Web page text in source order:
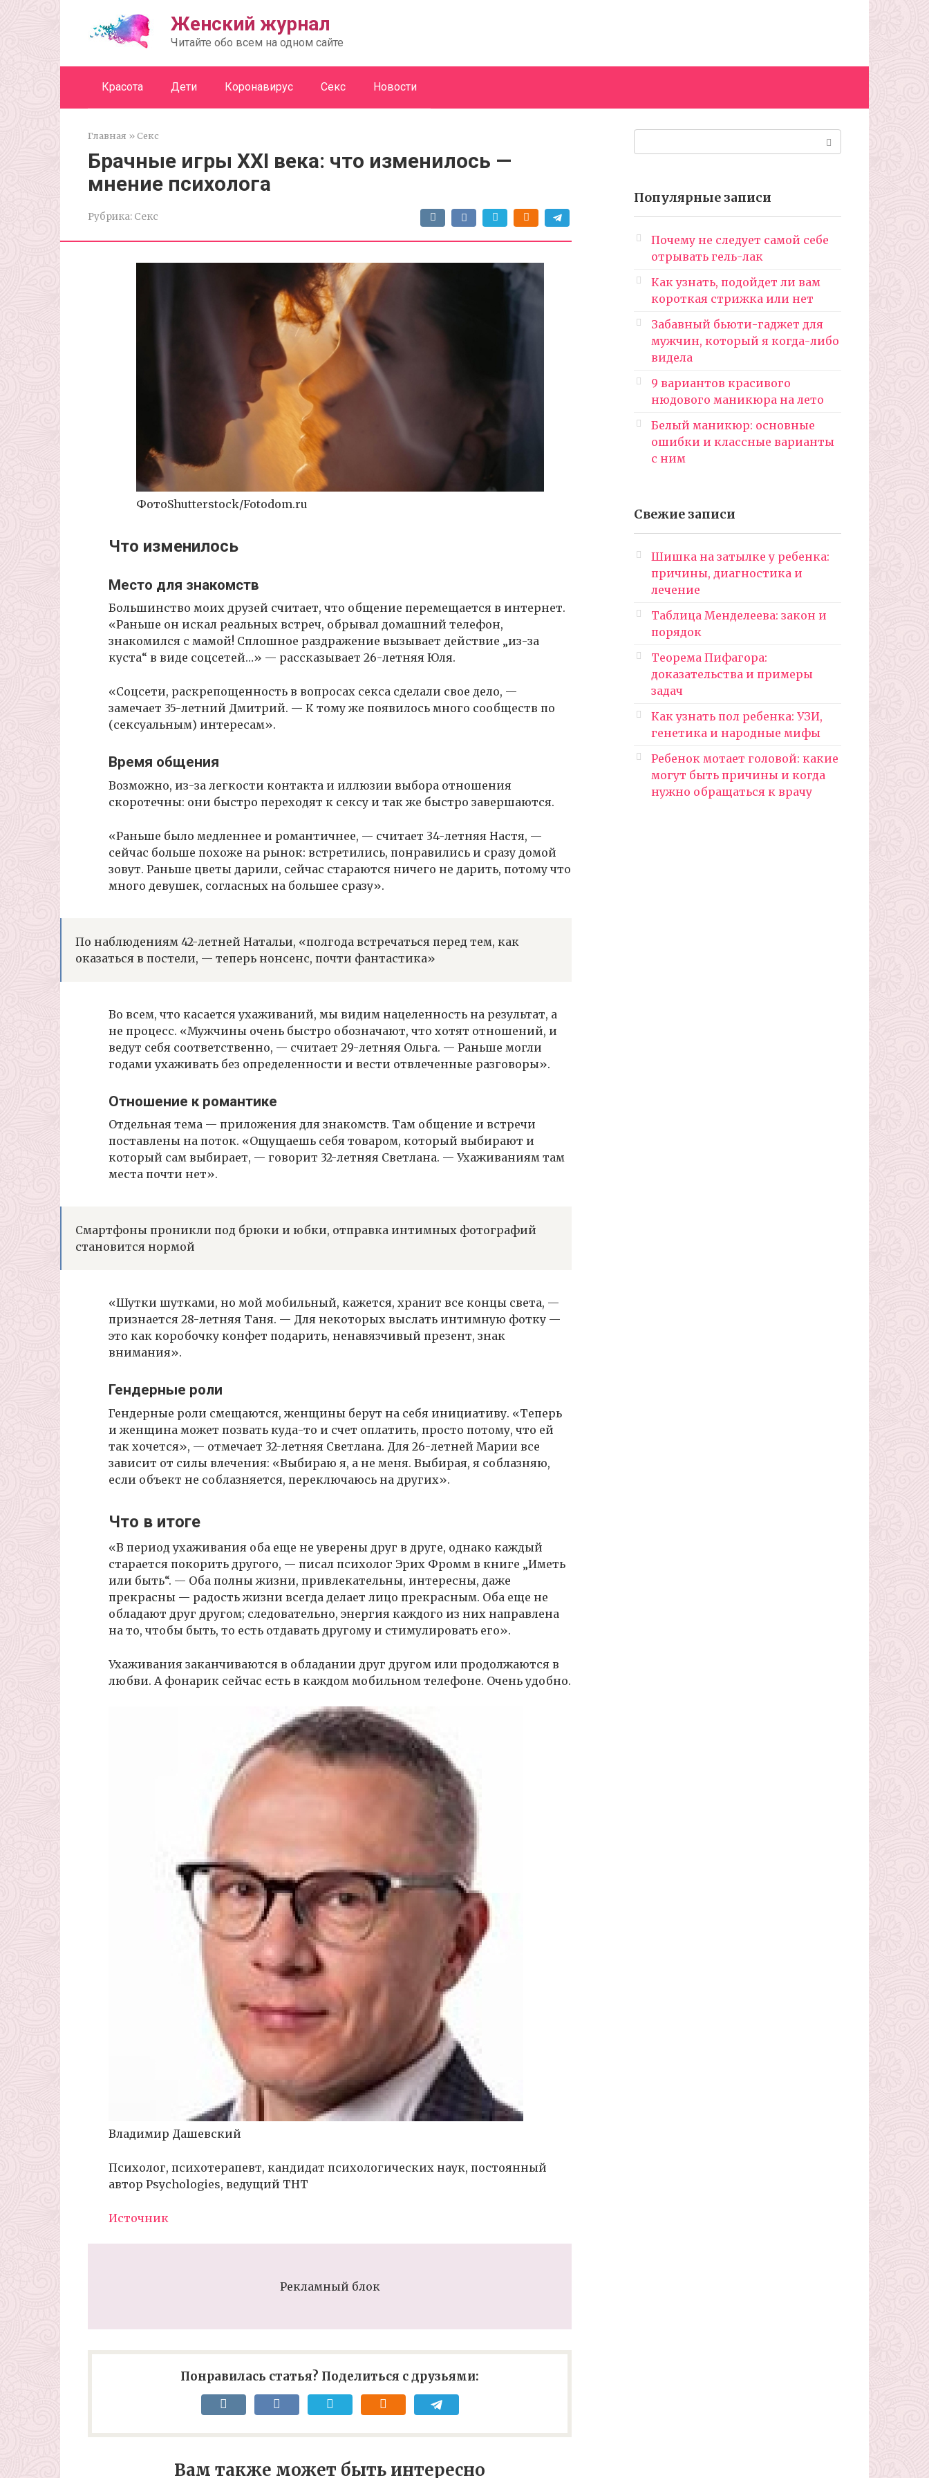
Женский журнал
Читайте обо всем на одном сайте
Красота Дети Коронавирус Секс Новости
Главная »Секс
Брачные игры XXI века: что изменилось —
мнение психолога
Рубрика: Секс
ФотоShutterstock/Fotodom.ru
Что изменилось
Место для знакомств
Большинство моих друзей считает, что общение перемещается в интернет.
«Раньше он искал реальных встреч, обрывал домашний телефон,
знакомился с мамой! Сплошное раздражение вызывает действие „из-за
куста“ в виде соцсетей…» — рассказывает 26-летняя Юля.
«Соцсети, раскрепощенность в вопросах секса сделали свое дело, —
замечает 35-летний Дмитрий. — К тому же появилось много сообществ по
(сексуальным) интересам».
Время общения
Возможно, из-за легкости контакта и иллюзии выбора отношения
скоротечны: они быстро переходят к сексу и так же быстро завершаются.
«Раньше было медленнее и романтичнее, — считает 34-летняя Настя, —
сейчас больше похоже на рынок: встретились, понравились и сразу домой
зовут. Раньше цветы дарили, сейчас стараются ничего не дарить, потому что
много девушек, согласных на большее сразу».
По наблюдениям 42-летней Натальи, «полгода встречаться перед тем, как
оказаться в постели, — теперь нонсенс, почти фантастика»
Во всем, что касается ухаживаний, мы видим нацеленность на результат, а
не процесс. «Мужчины очень быстро обозначают, что хотят отношений, и
ведут себя соответственно, — считает 29-летняя Ольга. — Раньше могли
годами ухаживать без определенности и вести отвлеченные разговоры».
Отношение к романтике
Отдельная тема — приложения для знакомств. Там общение и встречи
поставлены на поток. «Ощущаешь себя товаром, который выбирают и
который сам выбирает, — говорит 32-летняя Светлана. — Ухаживаниям там
места почти нет».
Смартфоны проникли под брюки и юбки, отправка интимных фотографий
становится нормой
«Шутки шутками, но мой мобильный, кажется, хранит все концы света, —
признается 28-летняя Таня. — Для некоторых выслать интимную фотку —
это как коробочку конфет подарить, ненавязчивый презент, знак
внимания».
Гендерные роли
Гендерные роли смещаются, женщины берут на себя инициативу. «Теперь
и женщина может позвать куда-то и счет оплатить, просто потому, что ей
так хочется», — отмечает 32-летняя Светлана. Для 26-летней Марии все
зависит от силы влечения: «Выбираю я, а не меня. Выбирая, я соблазняю,
если объект не соблазняется, переключаюсь на других».
Что в итоге
«В период ухаживания оба еще не уверены друг в друге, однако каждый
старается покорить другого, — писал психолог Эрих Фромм в книге „Иметь
или быть“. — Оба полны жизни, привлекательны, интересны, даже
прекрасны — радость жизни всегда делает лицо прекрасным. Оба еще не
обладают друг другом; следовательно, энергия каждого из них направлена
на то, чтобы быть, то есть отдавать другому и стимулировать его».
Ухаживания заканчиваются в обладании друг другом или продолжаются в
любви. А фонарик сейчас есть в каждом мобильном телефоне. Очень удобно.
Владимир Дашевский
Психолог, психотерапевт, кандидат психологических наук, постоянный
автор Psychologies, ведущий ТНТ
Источник
Рекламный блок
Понравилась статья? Поделиться с друзьями:
Вам также может быть интересно
Популярные записи
Почему не следует самой себе
отрывать гель-лак
Как узнать, подойдет ли вам
короткая стрижка или нет
Забавный бьюти-гаджет для
мужчин, который я когда-либо
видела
9 вариантов красивого
нюдового маникюра на лето
Белый маникюр: основные
ошибки и классные варианты
с ним
Свежие записи
Шишка на затылке у ребенка:
причины, диагностика и
лечение
Таблица Менделеева: закон и
порядок
Теорема Пифагора:
доказательства и примеры
задач
Как узнать пол ребенка: УЗИ,
генетика и народные мифы
Ребенок мотает головой: какие
могут быть причины и когда
нужно обращаться к врачу